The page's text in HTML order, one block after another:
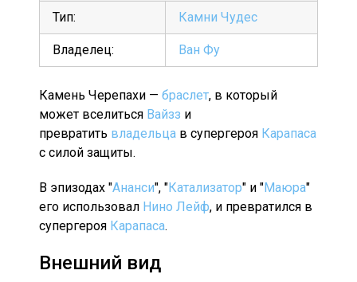
Тип: Камни Чудес
Владелец: Ван Фу
Камень Черепахи — браслет, в который
может вселиться Вайзз и
превратить владельца в супергероя Карапаса
с силой защиты.
В эпизодах "Ананси", "Катализатор" и "Маюра"
его использовал Нино Лейф, и превратился в
супергероя Карапаса.
Внешний вид